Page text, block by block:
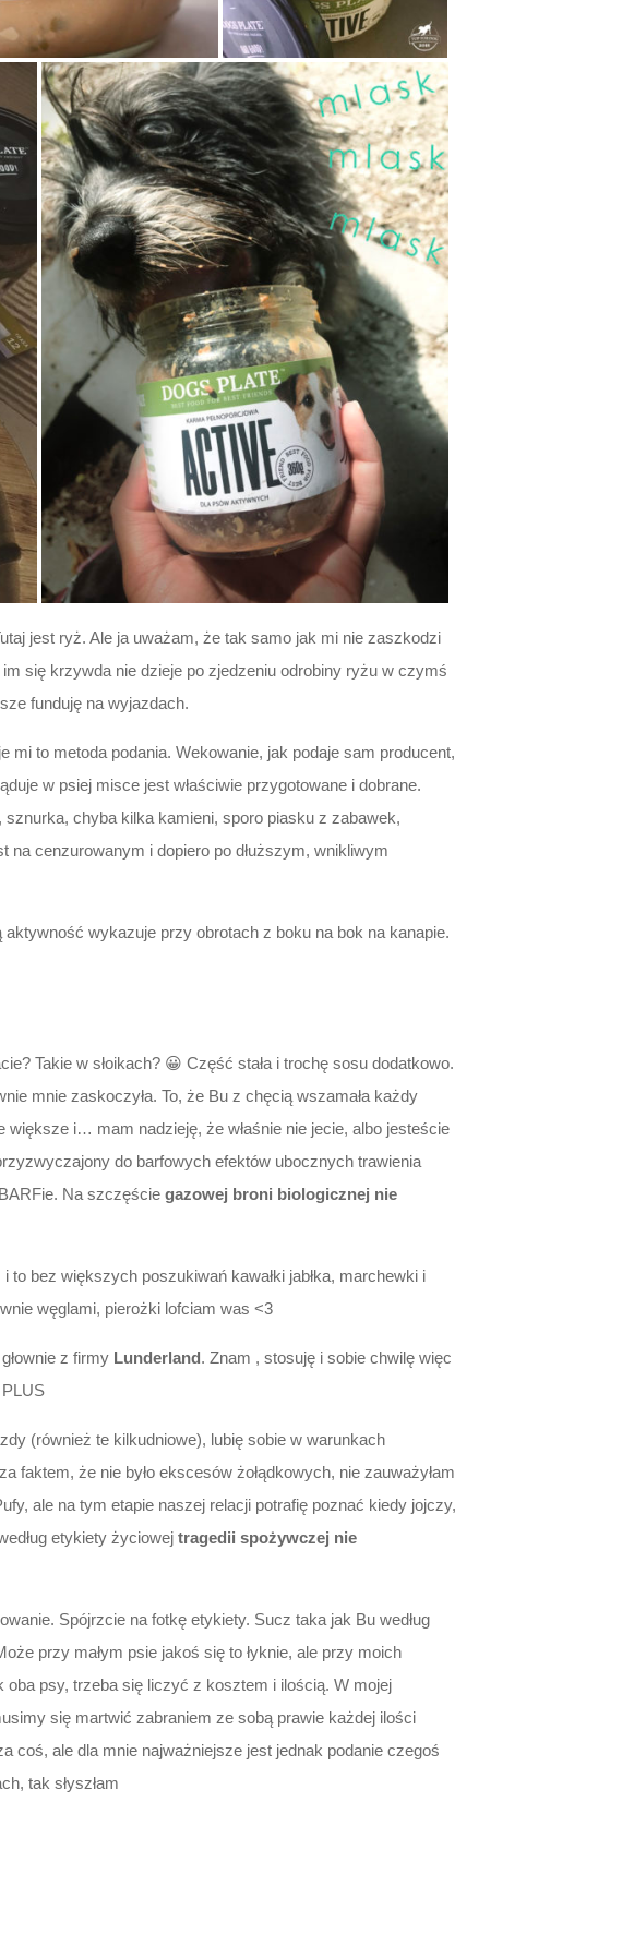
jest ryż. Ale ja uważam, że tak samo jak mi nie zaszkodzi
się krzywda nie dzieje po zjedzeniu odrobiny ryżu w czymś
funduję na wyjazdach.
to metoda podania. Wekowanie, jak podaje sam producent,
w psiej misce jest właściwie przygotowane i dobrane.
sznurka, chyba kilka kamieni, sporo piasku z zabawek,
na cenzurowanym i dopiero po dłuższym, wnikliwym
wykazuje przy obrotach z boku na bok na kanapie.
Takie w słoikach? 😀 Część stała i trochę sosu dodatkowo.
mnie zaskoczyła. To, że Bu z chęcią wszamała każdy
i… mam nadzieję, że właśnie nie jecie, albo jesteście
do barfowych efektów ubocznych trawienia
Na szczęście gazowej broni biologicznej nie
bez większych poszukiwań kawałki jabłka, marchewki i
węglami, pierożki lofciam was <3
z firmy Lunderland. Znam , stosuję i sobie chwilę więc
(również te kilkudniowe), lubię sobie w warunkach
faktem, że nie było ekscesów żołądkowych, nie zauważyłam
ale na tym etapie naszej relacji potrafię poznać kiedy jojczy,
etykiety życiowej tragedii spożywczej nie
Spójrzcie na fotkę etykiety. Sucz taka jak Bu według
przy małym psie jakoś się to łyknie, ale przy moich
oba psy, trzeba się liczyć z kosztem i ilością. W mojej
się martwić zabraniem ze sobą prawie każdej ilości
coś, ale dla mnie najważniejsze jest jednak podanie czegoś
tak słyszłam